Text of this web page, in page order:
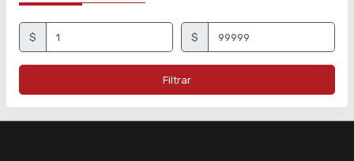
$ $
Filtrar